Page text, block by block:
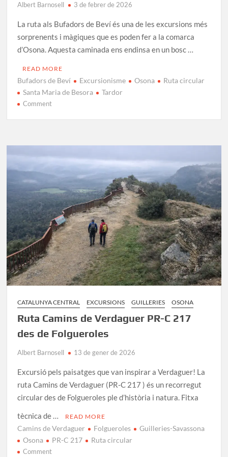
Albert Barnosell 3 de febrer de 2026
La ruta als Bufadors de Beví és una de les excursions més
sorprenents i màgiques que es poden fer a la comarca
d’Osona. Aquesta caminada ens endinsa en un bosc …
READ MORE
Bufadors de Beví Excursionisme Osona
Ruta circular
Santa Maria de Besora
Tardor
Commenton
de
Beví:
de
conte
de
fades
a
Osona
CATALUNYA CENTRAL EXCURSIONS GUILLERIES OSONA
Ruta Camins de Verdaguer PR-C 217
des de Folgueroles
Albert Barnosell 13 de gener de 2026
Excursió pels paisatges que van inspirar a Verdaguer! La
ruta Camins de Verdaguer (PR-C 217 ) és un recorregut
circular des de Folgueroles ple d’història i natura. Fitxa
tècnica de …
READ MORE
Camins de Verdaguer Folgueroles
Guilleries-Savassona
Osona
PR-C 217 Ruta circular
Commenton